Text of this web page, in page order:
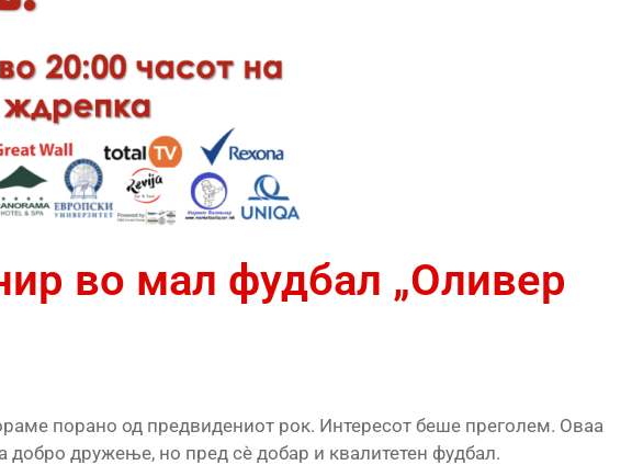
во мал фудбал „Оливер
порано од предвидениот рок. Интересот беше преголем. Оваа
дружење, но пред сè добар и квалитетен фудбал.